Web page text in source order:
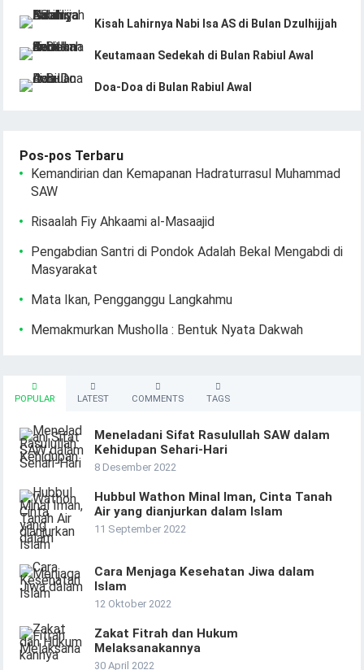
Kisah Lahirnya Nabi Isa AS di Bulan Dzulhijjah
Keutamaan Sedekah di Bulan Rabiul Awal
Doa-Doa di Bulan Rabiul Awal
Pos-pos Terbaru
Kemandirian dan Kemapanan Hadraturrasul Muhammad
SAW
Risaalah Fiy Ahkaami al-Masaajid
Pengabdian Santri di Pondok Adalah Bekal Mengabdi di
Masyarakat
Mata Ikan, Pengganggu Langkahmu
Memakmurkan Musholla : Bentuk Nyata Dakwah
POPULAR LATEST COMMENTS TAGS
Meneladani Sifat Rasulullah SAW dalam
Kehidupan Sehari-Hari
8 Desember 2022
Hubbul Wathon Minal Iman, Cinta Tanah
Air yang dianjurkan dalam Islam
11 September 2022
Cara Menjaga Kesehatan Jiwa dalam
Islam
12 Oktober 2022
Zakat Fitrah dan Hukum
Melaksanakannya
30 April 2022